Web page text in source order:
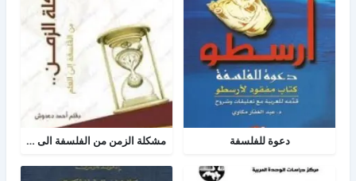
دعوة للفلسفة مشكلة الزمن من الفلسفة الى العلم